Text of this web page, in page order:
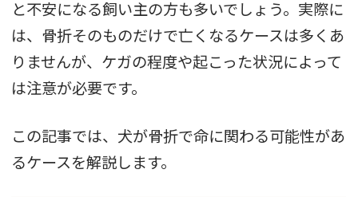
と不安になる飼い主の方も多いでしょう。実際に
は、骨折そのものだけで亡くなるケースは多くあ
りませんが、ケガの程度や起こった状況によって
は注意が必要です。
この記事では、犬が骨折で命に関わる可能性があ
るケースを解説します。